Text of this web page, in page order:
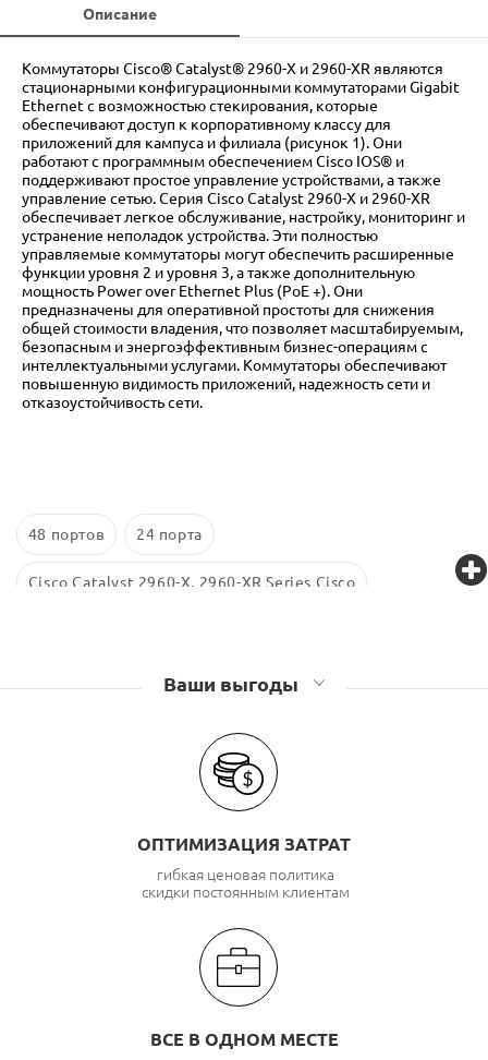
Описание
Коммутаторы Cisco® Catalyst® 2960-X и 2960-XR являются
стационарными конфигурационными коммутаторами Gigabit
Ethernet с возможностью стекирования, которые
обеспечивают доступ к корпоративному классу для
приложений для кампуса и филиала (рисунок 1). Они
работают с программным обеспечением Cisco IOS® и
поддерживают простое управление устройствами, а также
управление сетью. Серия Cisco Catalyst 2960-X и 2960-XR
обеспечивает легкое обслуживание, настройку, мониторинг и
устранение неполадок устройства. Эти полностью
управляемые коммутаторы могут обеспечить расширенные
функции уровня 2 и уровня 3, а также дополнительную
мощность Power over Ethernet Plus (PoE +). Они
предназначены для оперативной простоты для снижения
общей стоимости владения, что позволяет масштабируемым,
безопасным и энергоэффективным бизнес-операциям с
интеллектуальными услугами. Коммутаторы обеспечивают
повышенную видимость приложений, надежность сети и
отказоустойчивость сети.
48 портов 24 порта
Cisco Catalyst 2960-X, 2960-XR Series Cisco
Ваши выгоды
ОПТИМИЗАЦИЯ ЗАТРАТ
гибкая ценовая политика
скидки постоянным клиентам
ВСЕ В ОДНОМ МЕСТЕ